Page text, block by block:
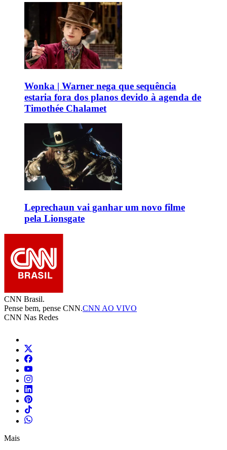
Wonka | Warner nega que sequência
estaria fora dos planos devido à agenda de
Timothée Chalamet
Leprechaun vai ganhar um novo filme
pela Lionsgate
CNN Brasil.
Pense bem, pense CNN.CNN AO VIVO
CNN Nas Redes
Mais